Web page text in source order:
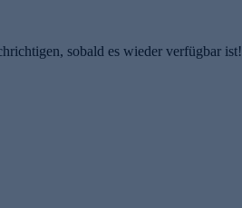
sobald es wieder verfügbar ist!